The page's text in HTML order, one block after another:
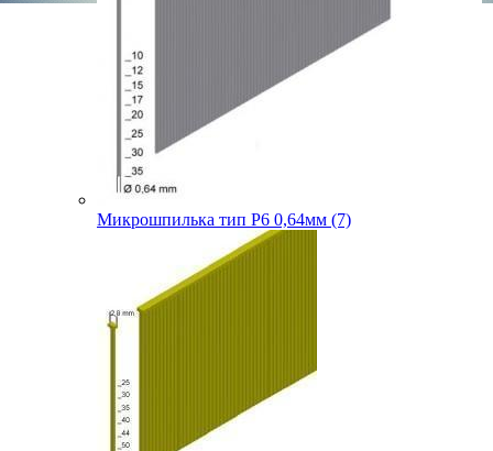
Микрошпилька тип P6 0,64мм (7)